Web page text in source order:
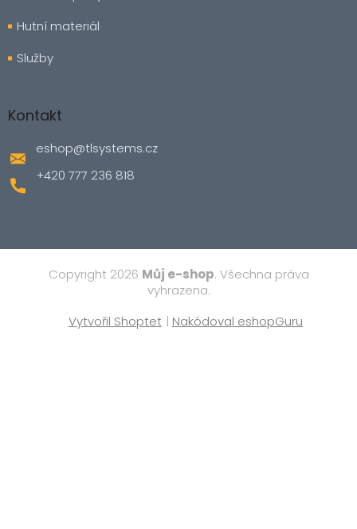
Hutní materiál
Služby
Kontakt
eshop@tlsystems.cz
+420 777 236 818
Vytvořil Shoptet | Nakódoval eshopGuru
Copyright 2026 Můj e-shop. Všechna práva
vyhrazena.